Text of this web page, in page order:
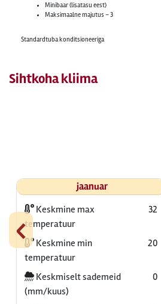
Minibaar (lisatasu eest)
Maksimaalne majutus – 3
Standardtuba konditsioneeriga
Sihtkoha kliima
‹
jaanuar
Keskmine max
temperatuur
32
Keskmine min
temperatuur
20
Keskmiselt sademeid
(mm/kuus)
0